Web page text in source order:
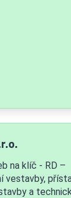
na klíč - RD –
vestavby,
a